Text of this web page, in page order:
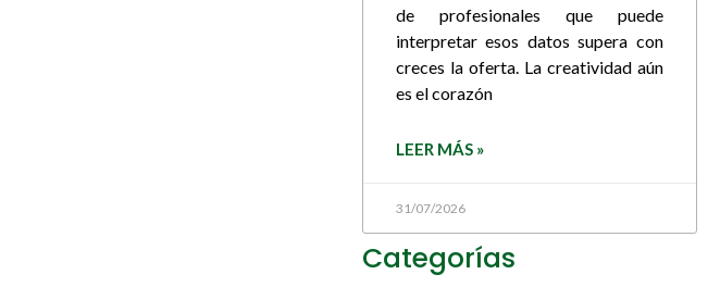
de profesionales que puede
interpretar esos datos supera con
creces la oferta. La creatividad aún
es el corazón
LEER MÁS »
31/07/2026
Categorías